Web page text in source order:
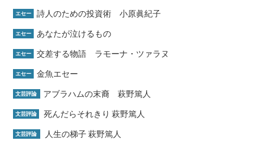
エセー 詩人のための投資術 小原眞紀子
エセー あなたが泣けるもの
エセー 交差する物語 ラモーナ・ツァラヌ
エセー 金魚エセー
文芸評論 アブラハムの末裔 萩野篤人
文芸評論 死んだらそれきり 萩野篤人
文芸評論 人生の梯子 萩野篤人